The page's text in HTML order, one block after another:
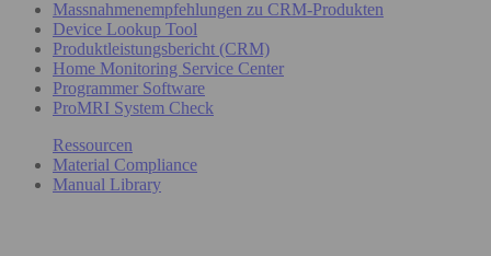
Massnahmenempfehlungen zu CRM-Produkten
Device Lookup Tool
Produktleistungsbericht (CRM)
Home Monitoring Service Center
Programmer Software
ProMRI System Check
Ressourcen
Material Compliance
Manual Library